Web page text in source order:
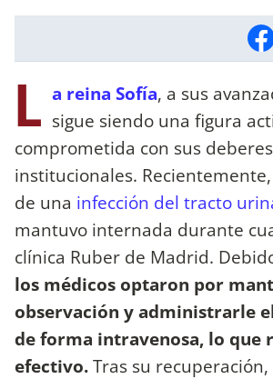
L a reina Sofía, a sus
sigue siendo una figura
comprometida con sus deberes
institucionales.
de una infección del tracto
mantuvo internada durante
clínica Ruber de Madrid.
los médicos optaron por
observación y administrarle
de forma intravenosa, lo que
efectivo.Tras su recuperación,